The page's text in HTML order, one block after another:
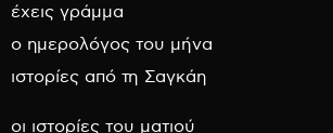
έχεις γράμμα
ο ημερολόγος του μήνα
ιστορίες από τη Σαγκάη
οι ιστορίες του ματιού